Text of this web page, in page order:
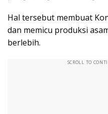
Hal tersebut membuat
dan memicu produksi
berlebih.
SCROLL TO